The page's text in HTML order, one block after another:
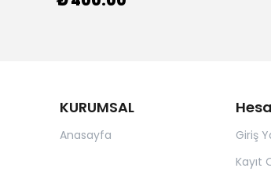
KURUMSAL
Anasayfa
Giriş
Kayıt